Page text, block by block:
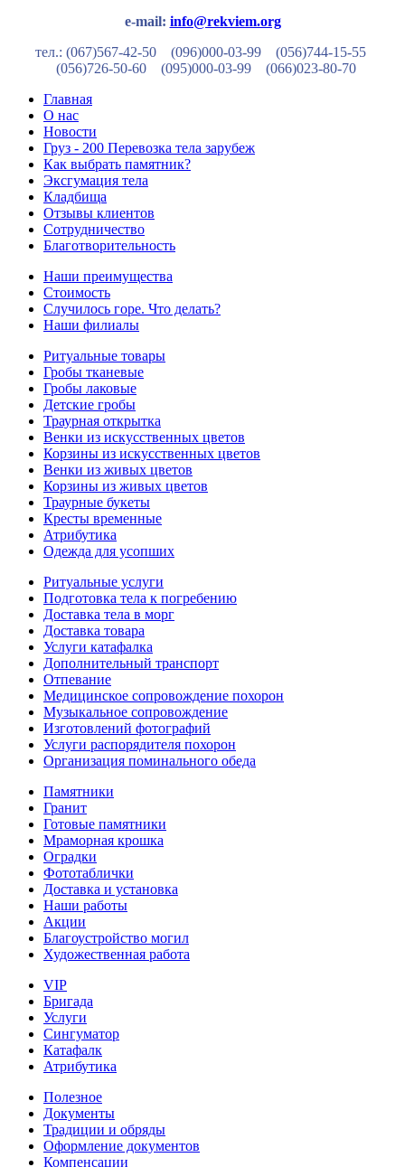
e-mail: info@rekviem.org
тел.: (067)567-42-50 (096)000-03-99
(056)744-15-55
(056)726-50-60
(095)000-03-99
(066)023-80-70
Главная
О нас
Новости
Груз - 200 Перевозка тела зарубеж
Как выбрать памятник?
Эксгумация тела
Кладбища
Отзывы клиентов
Сотрудничество
Благотворительность
Наши преимущества
Стоимость
Случилось горе. Что делать?
Наши филиалы
Ритуальные товары
Гробы тканевые
Гробы лаковые
Детские гробы
Траурная открытка
Венки из искусственных цветов
Корзины из искусственных цветов
Венки из живых цветов
Корзины из живых цветов
Траурные букеты
Кресты временные
Атрибутика
Одежда для усопших
Ритуальные услуги
Подготовка тела к погребению
Доставка тела в морг
Доставка товара
Услуги катафалка
Дополнительный транспорт
Отпевание
Медицинское сопровождение похорон
Музыкальное сопровождение
Изготовлений фотографий
Услуги распорядителя похорон
Организация поминального обеда
Памятники
Гранит
Готовые памятники
Мраморная крошка
Оградки
Фототаблички
Доставка и установка
Наши работы
Акции
Благоустройство могил
Художественная работа
VIP
Бригада
Услуги
Сингуматор
Катафалк
Атрибутика
Полезное
Документы
Традиции и обряды
Оформление документов
Компенсации